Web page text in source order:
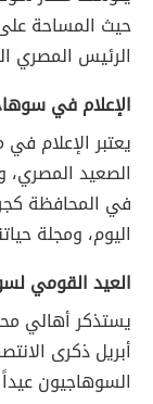
حيث المساحة
الرئيس المصري
الإعلام في
يعتبر الإعلام
الصعيد المصري،
في المحافظة
اليوم، ومجلة
العيد القومي
يستذكر أهالي
أبريل ذكرى
السوهاجيون